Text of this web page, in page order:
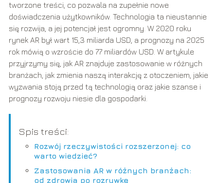
tworzone treści, co pozwala na zupełnie nowe
doświadczenia użytkowników. Technologia ta nieustannie
się rozwija, a jej potencjał jest ogromny. W 2020 roku
rynek AR był wart 15,3 miliarda USD, a prognozy na 2025
rok mówią o wzroście do 77 miliardów USD. W artykule
przyjrzymy się, jak AR znajduje zastosowanie w różnych
branżach, jak zmienia naszą interakcję z otoczeniem, jakie
wyzwania stoją przed tą technologią oraz jakie szanse i
prognozy rozwoju niesie dla gospodarki.
Spis treści:
Rozwój rzeczywistości rozszerzonej: co
warto wiedzieć?
Zastosowania AR w różnych branżach:
od zdrowia po rozrywkę